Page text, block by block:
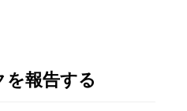
を報告する